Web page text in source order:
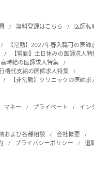
無料登録はこちら 医師転
【常勤】2027年春入職可の医師
【常勤】土日休みの医師求人
高時給の医師求人特集
機代支給の医師求人特集
【非常勤】クリニックの医師求
マネー プライベート
イン
および各種相談
会社概要
プライバシーポリシー 退